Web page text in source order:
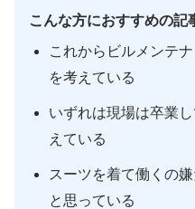
こんな方におすすめの記
これからビルメンテ
を考えている
いずれは現場は卒業
えている
スーツを着て働くの
と思っている